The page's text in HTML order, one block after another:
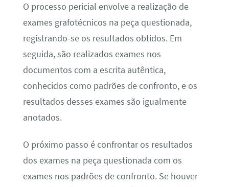
O processo pericial envolve a realização de
exames grafotécnicos na peça questionada,
registrando-se os resultados obtidos. Em
seguida, são realizados exames nos
documentos com a escrita autêntica,
conhecidos como padrões de confronto, e os
resultados desses exames são igualmente
anotados.
O próximo passo é confrontar os resultados
dos exames na peça questionada com os
exames nos padrões de confronto. Se houver